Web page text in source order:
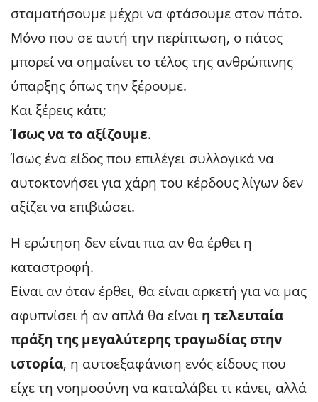
σταματήσουμε μέχρι να φτάσουμε στον πάτο.
Μόνο που σε αυτή την περίπτωση, ο πάτος
μπορεί να σημαίνει το τέλος της ανθρώπινης
ύπαρξης όπως την ξέρουμε.
Και ξέρεις κάτι;
Ίσως να το αξίζουμε.
Ίσως ένα είδος που επιλέγει συλλογικά να
αυτοκτονήσει για χάρη του κέρδους λίγων δεν
αξίζει να επιβιώσει.
Η ερώτηση δεν είναι πια αν θα έρθει η
καταστροφή.
Είναι αν όταν έρθει, θα είναι αρκετή για να μας
αφυπνίσει ή αν απλά θα είναι η τελευταία
πράξη της μεγαλύτερης τραγωδίας στην
ιστορία, η αυτοεξαφάνιση ενός είδους που
είχε τη νοημοσύνη να καταλάβει τι κάνει, αλλά